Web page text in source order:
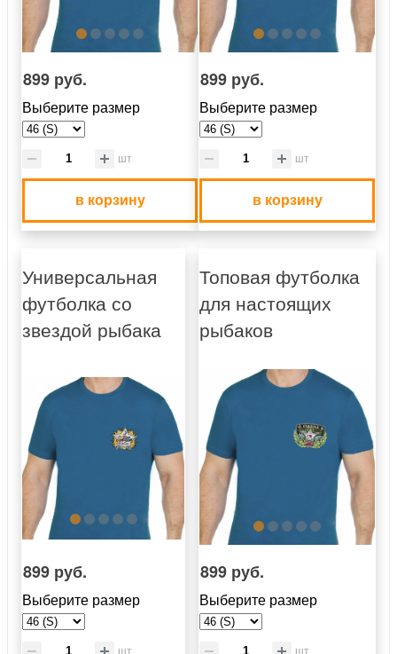
899 руб.
Выберите размер
шт
в корзину
899 руб.
Выберите размер
шт
в корзину
Универсальная
футболка со
звездой рыбака
899 руб.
Выберите размер
шт
Топовая футболка
для настоящих
рыбаков
899 руб.
Выберите размер
шт